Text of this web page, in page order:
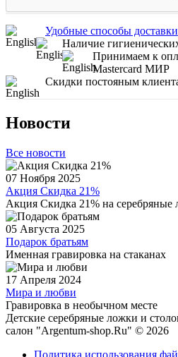
Удобные способы доставки
Наличие
Принимаем к
Mastercard МИР
Скидки постояным
Новости
Все новости
07 Ноября 2025
Акция Скидка 21%
Акция Скидка 21% на серебряные
05 Августа 2025
Подарок братьям
Именная гравировка на стаканах
17 Апреля 2024
Мира и любви
Гравировка в необычном месте
Детские серебряные ложки и
салон "Argentum-shop.Ru" © 2026
Политика использования